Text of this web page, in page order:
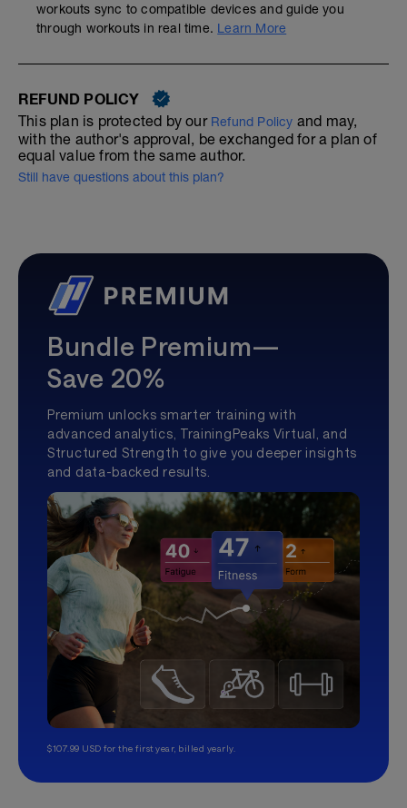
workouts sync to compatible devices and guide you
through workouts in real time. Learn More
REFUND POLICY
This plan is protected by our Refund Policy and may,
with the author's approval, be exchanged for a plan of
equal value from the same author.
Still have questions about this plan?
Bundle Premium—
Save 20%
Premium unlocks smarter training with
advanced analytics, TrainingPeaks Virtual, and
Structured Strength to give you deeper insights
and data-backed results.
$107.99 USD for the first year, billed yearly.